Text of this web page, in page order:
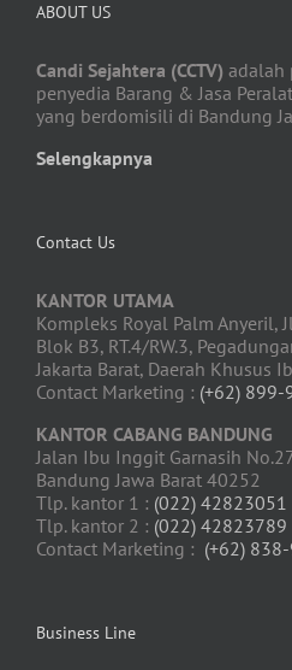
ABOUT US
Candi Sejahtera (CCTV) adalah
penyedia Barang & Jasa
yang berdomisili di Bandung
Selengkapnya
Contact Us
KANTOR UTAMA
Kompleks Royal Palm Anyeril,
Blok B3, RT.4/RW.3,
Jakarta Barat, Daerah Khusus
Contact Marketing : (+62)
KANTOR CABANG BANDUNG
Jalan Ibu Inggit Garnasih
Bandung Jawa Barat 40252
Tlp. kantor 1 : (022) 42823051
Tlp. kantor 2 : (022) 42823789
Contact Marketing : (+62)
Business Line